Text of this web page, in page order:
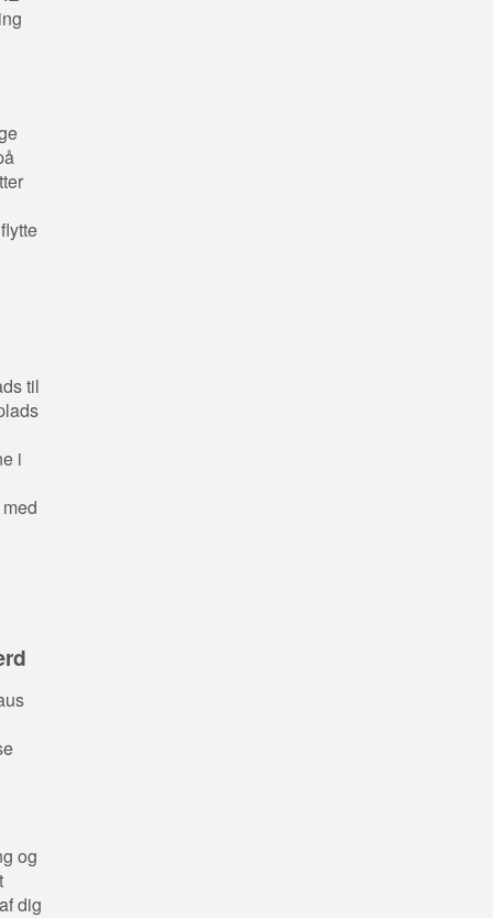
til
i
og
dig